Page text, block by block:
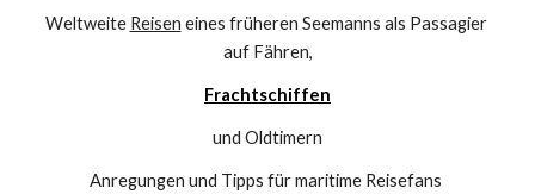
Weltweite Reisen eines früheren Seemanns als Passagier
auf Fähren,
Frachtschiffen
und Oldtimern
Anregungen und Tipps für maritime Reisefans